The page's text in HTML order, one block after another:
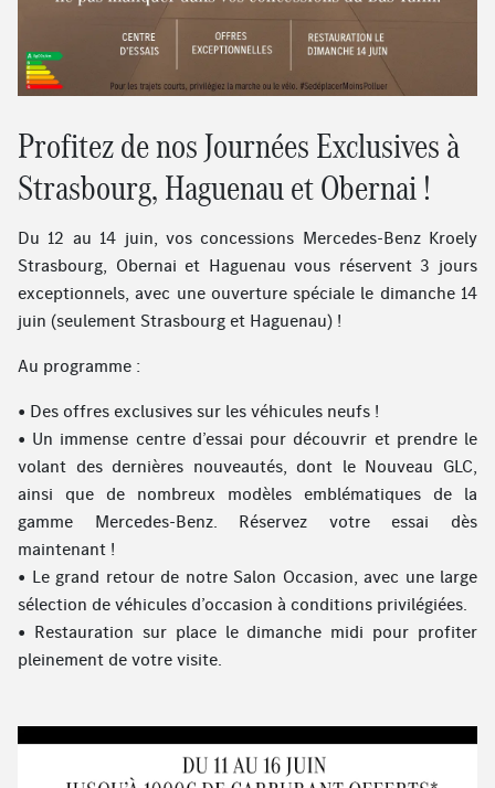
Profitez de nos Journées Exclusives à
Strasbourg, Haguenau et Obernai !
Du 12 au 14 juin, vos concessions Mercedes-Benz Kroely
Strasbourg, Obernai et Haguenau vous réservent 3 jours
exceptionnels, avec une ouverture spéciale le dimanche 14
juin (seulement Strasbourg et Haguenau) !
Au programme :
• Des offres exclusives sur les véhicules neufs !
• Un immense centre d’essai pour découvrir et prendre le
volant des dernières nouveautés, dont le Nouveau GLC,
ainsi que de nombreux modèles emblématiques de la
gamme Mercedes-Benz. Réservez votre essai dès
maintenant !
• Le grand retour de notre Salon Occasion, avec une large
sélection de véhicules d’occasion à conditions privilégiées.
• Restauration sur place le dimanche midi pour profiter
pleinement de votre visite.